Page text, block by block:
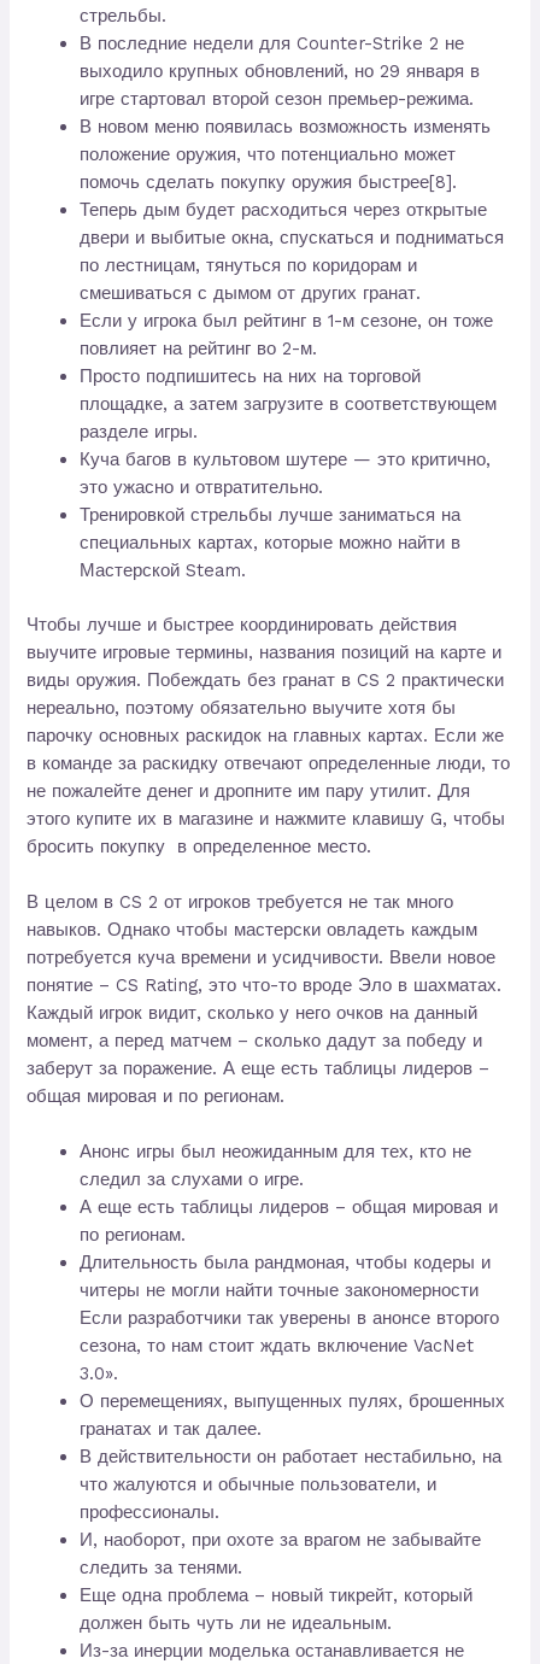
стрельбы.
В последние недели для Counter-Strike 2 не
выходило крупных обновлений, но 29 января в
игре стартовал второй сезон премьер-режима.
В новом меню появилась возможность изменять
положение оружия, что потенциально может
помочь сделать покупку оружия быстрее[8].
Теперь дым будет расходиться через открытые
двери и выбитые окна, спускаться и подниматься
по лестницам, тянуться по коридорам и
смешиваться с дымом от других гранат.
Если у игрока был рейтинг в 1-м сезоне, он тоже
повлияет на рейтинг во 2-м.
Просто подпишитесь на них на торговой
площадке, а затем загрузите в соответствующем
разделе игры.
Куча багов в культовом шутере — это критично,
это ужасно и отвратительно.
Тренировкой стрельбы лучше заниматься на
специальных картах, которые можно найти в
Мастерской Steam.
Чтобы лучше и быстрее координировать действия
выучите игровые термины, названия позиций на карте и
виды оружия. Побеждать без гранат в CS 2 практически
нереально, поэтому обязательно выучите хотя бы
парочку основных раскидок на главных картах. Если же
в команде за раскидку отвечают определенные люди, то
не пожалейте денег и дропните им пару утилит. Для
этого купите их в магазине и нажмите клавишу G, чтобы
бросить покупку в определенное место.
В целом в CS 2 от игроков требуется не так много
навыков. Однако чтобы мастерски овладеть каждым
потребуется куча времени и усидчивости. Ввели новое
понятие – CS Rating, это что-то вроде Эло в шахматах.
Каждый игрок видит, сколько у него очков на данный
момент, а перед матчем – сколько дадут за победу и
заберут за поражение. А еще есть таблицы лидеров –
общая мировая и по регионам.
Анонс игры был неожиданным для тех, кто не
следил за слухами о игре.
А еще есть таблицы лидеров – общая мировая и
по регионам.
Длительность была рандмоная, чтобы кодеры и
читеры не могли найти точные закономерности
Если разработчики так уверены в анонсе второго
сезона, то нам стоит ждать включение VacNet
3.0».
О перемещениях, выпущенных пулях, брошенных
гранатах и так далее.
В действительности он работает нестабильно, на
что жалуются и обычные пользователи, и
профессионалы.
И, наоборот, при охоте за врагом не забывайте
следить за тенями.
Еще одна проблема – новый тикрейт, который
должен быть чуть ли не идеальным.
Из-за инерции моделька останавливается не